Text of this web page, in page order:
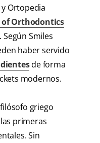
Ortopedia
Orthodontics
Según Smiles
haber servido
de forma
modernos.
griego
primeras
Sin